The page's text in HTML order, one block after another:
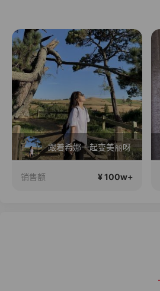
跟着希娜一起变美丽呀
销售额 ¥ 100w+